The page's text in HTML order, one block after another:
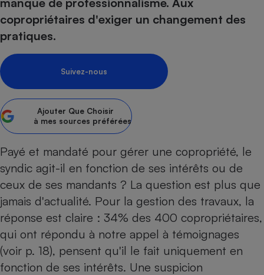
copropriétaires d'exiger un changement des
pratiques.
Suivez-nous
Ajouter Que Choisir
à mes sources préférées
Payé et mandaté pour gérer une copropriété, le
syndic agit-il en fonction de ses intérêts ou de
ceux de ses mandants ? La question est plus que
jamais d'actualité. Pour la gestion des travaux, la
réponse est claire : 34% des 400 copropriétaires,
qui ont répondu à notre appel à témoignages
(voir p. 18), pensent qu'il le fait uniquement en
fonction de ses intérêts. Une suspicion
Sécurité - Hygiène
Supermarché - Drive
Assurance
Banque - Crédit
Mutuelle
Circulation routière
Contrôle technique -
Moto
Comparateur auto
Supermarché - Drive
Comparatif
Comparatif plaque à
Comparatif aspirateur
Comparatif cafetière
Comparatif robot cuiseur
Comparatif centrale
Gros électroménager
Comparatif casque audio
Comparatif barre de son
Comparatif tablette
Image et son
Informatique
Internet
Téléphonie
Crédit immobilier
Comparatif tondeuse
Comparatif poêle à
Aménagement
Bricolage - Jardinage
Chauffage
Produit d'entretien
Sécurité domestique
Système de santé -
Retraite
Choisir son fioul
Choisir son pellet
Comparateur assurance emprunteur
Tous les comparateurs
Toutes les cartes interactives
Speedtest - Testez le débit de votre
connexion Internet